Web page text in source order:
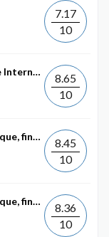
7.17
10
Diplôme d'établissement en Commerce International et...
8.65
10
Licence Professionnelle Assurance, banque, finance :...
8.45
10
Licence Professionnelle Assurance, banque, finance :...
8.36
10